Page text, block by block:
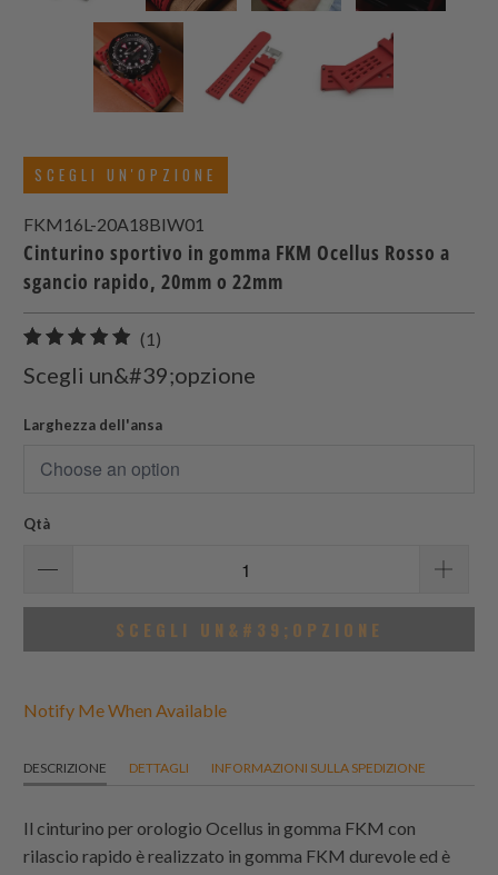
SCEGLI UN'OPZIONE
FKM16L-20A18BIW01
Cinturino sportivo in gomma FKM Ocellus Rosso a
sgancio rapido, 20mm o 22mm
(1)
recensioni
totali
Scegli un&#39;opzione
Larghezza dell'ansa
Qtà
SCEGLI UN&#39;OPZIONE
Notify Me When Available
DESCRIZIONE DETTAGLI INFORMAZIONI SULLA SPEDIZIONE
Il cinturino per orologio Ocellus in gomma FKM con
rilascio rapido è realizzato in gomma FKM durevole ed è